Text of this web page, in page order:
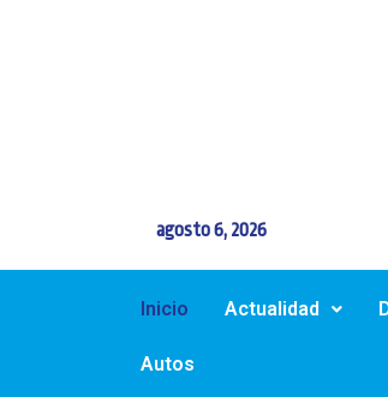
agosto 6, 2026
Inicio Actualidad
Autos